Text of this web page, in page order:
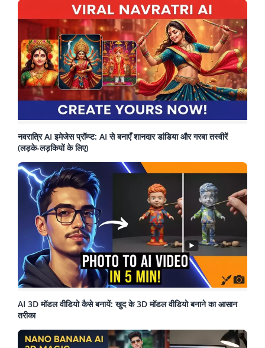
नवरात्रि AI इमेजेस प्रॉम्प्ट: AI से बनाएँ शानदार डांडिया और गरबा तस्वीरें
(लड़के-लड़कियों के लिए)
AI 3D मॉडल वीडियो कैसे बनायें: खुद के 3D मॉडल वीडियो बनाने का आसान
तरीका